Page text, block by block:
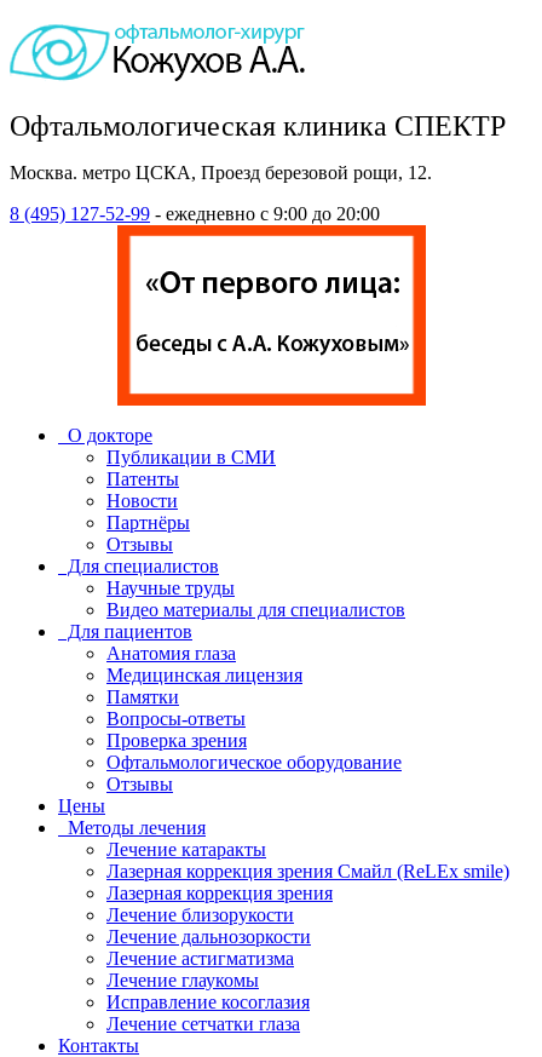
Офтальмологическая клиника СПЕКТР
Москва. метро ЦСКА, Проезд березовой рощи, 12.
8 (495) 127-52-99 - ежедневно с 9:00 до 20:00
О докторе
Публикации в СМИ
Патенты
Новости
Партнёры
Отзывы
Для специалистов
Научные труды
Видео материалы для специалистов
Для пациентов
Анатомия глаза
Медицинская лицензия
Памятки
Вопросы-ответы
Проверка зрения
Офтальмологическое оборудование
Отзывы
Цены
Методы лечения
Лечение катаракты
Лазерная коррекция зрения Смайл (ReLEx smile)
Лазерная коррекция зрения
Лечение близорукости
Лечение дальнозоркости
Лечение астигматизма
Лечение глаукомы
Исправление косоглазия
Лечение сетчатки глаза
Контакты